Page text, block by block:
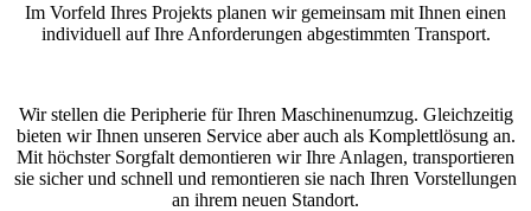
Im Vorfeld Ihres Projekts planen wir gemeinsam mit Ihnen einen
individuell auf Ihre Anforderungen abgestimmten Transport.
Wir stellen die Peripherie für Ihren Maschinenumzug. Gleichzeitig
bieten wir Ihnen unseren Service aber auch als Komplettlösung an.
Mit höchster Sorgfalt demontieren wir Ihre Anlagen, transportieren
sie sicher und schnell und remontieren sie nach Ihren Vorstellungen
an ihrem neuen Standort.